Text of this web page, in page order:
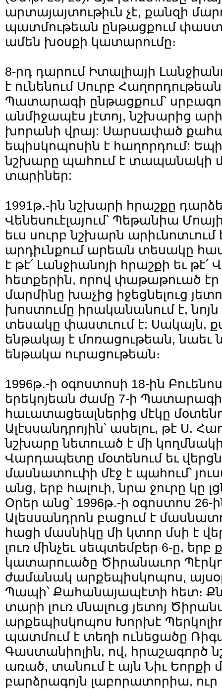
արտայայտութիւն չէ, քանզի
պատմութեան ընթացքում
ամեն խօսքի կատարումը։
8-րդ դարում Իտալիայի
է ունենում Սուրբ
Պատարագի ընթացքում՝
անմիջապէս յէտոյ, նշխարից
խորանի վրայ: Սարսափած
եպիսկոպոսին է հաղորդում:
նշխարը պահում է տապանակի
տարիներ:
1991թ․-ին նշխարի հրաշքը
Վենեսուէլայում՝ Պեթանիա
եւս սուրբ նշխարն արիւնոտւում
արդիւնքում արեան տեսակը
է թէ՛ Լանջիանոյի հրաշքի եւ
հետքերին, որով փաթաթուած
մարմինը խաչից իջեցնելուց
խոստումը իրականանում է,
տեսակը փաստւում է: Սակայն,
ենթակայ է մոռացութեան, նաեւ
ենթակա ուրացութեան։
1996թ․-ի օգոստոսի 18-ին
երեկոյեան ժամը 7-ի
հաւատացեալներից մէկը
Ալէսսանդրոյին՝ ասելու, թէ Ս.
նշխարը նետուած է մի
Վարդապետը մօտենում եւ
մասնատուփի մէջ է պահում՝
անց, երբ հալուի, նրա ջուրը կը
Օրեր անց՝ 1996թ․-ի օգոստոս 26-
Ալեսսանդրոն բացում է
հացի մասնիկը մի կտոր մսի է
լուռ մինչեւ սեպտեմբեր 6-ը, երբ
կատարուածը Ծիրանաւոր
ժամանակ արքեպիսկոպոս,
Պապի՝ Քահանայապէտի հետ։
տարի լուռ մնալուց յետոյ
արքեպիսկոպոս Խորխէ
պատմում է տեղի ունեցածը
Գաստանիոլին, ով, հրաշագործ
առած, տանում է այն Նիւ
բարձրագոյն լաբորատորիա,